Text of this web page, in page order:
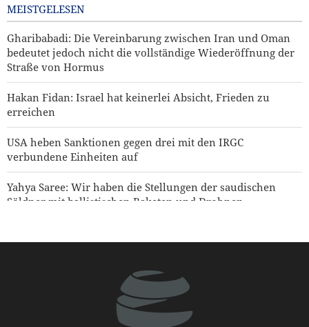
Straße von Hormus
1 day ago
MEISTGELESEN
Gharibabadi: Die Vereinbarung zwischen Iran und Oman
bedeutet jedoch nicht die vollständige Wiederöffnung der
Straße von Hormus
Hakan Fidan: Israel hat keinerlei Absicht, Frieden zu
erreichen
USA heben Sanktionen gegen drei mit den IRGC
verbundene Einheiten auf
Yahya Saree: Wir haben die Stellungen der saudischen
Söldner mit ballistischen Raketen und Drohnen
Jemen warnt Saudi-Arabien
Hamas: Der Angriff auf den Norden Jerusalems wird
unseren Widerstand gegen die Pläne zur Judaisierung